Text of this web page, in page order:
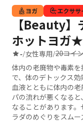
ヨガ エクササ
【Beauty
ホットヨ
-/女性専用/20コイ
体内の老廃物や毒素
で、体のデトックス効
血液とともに体内の
パの流れが悪くなる
なることがあります
ラダのめぐりをスムー